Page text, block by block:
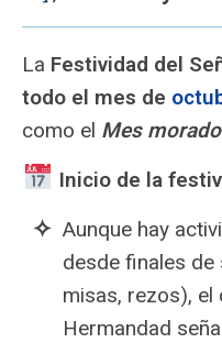
La Festividad del
todo el mes de
como el Mes morado
Inicio de la
Aunque hay
desde finales de
misas, rezos), el
Hermandad